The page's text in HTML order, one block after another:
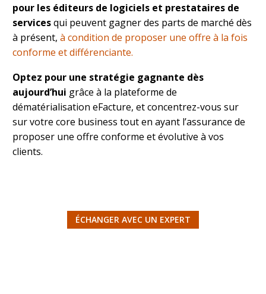
pour les éditeurs de logiciels et prestataires de
servicesqui peuvent gagner des parts de marché dès
à présent, à condition de proposer une offre à la fois
conforme et différenciante.
Optez pour une stratégie gagnante dès
aujourd’hui grâce à la plateforme de
dématérialisation eFacture, et concentrez-vous sur
sur votre core business tout en ayant l’assurance de
proposer une offre conforme et évolutive à vos
clients.
ÉCHANGER AVEC UN EXPERT